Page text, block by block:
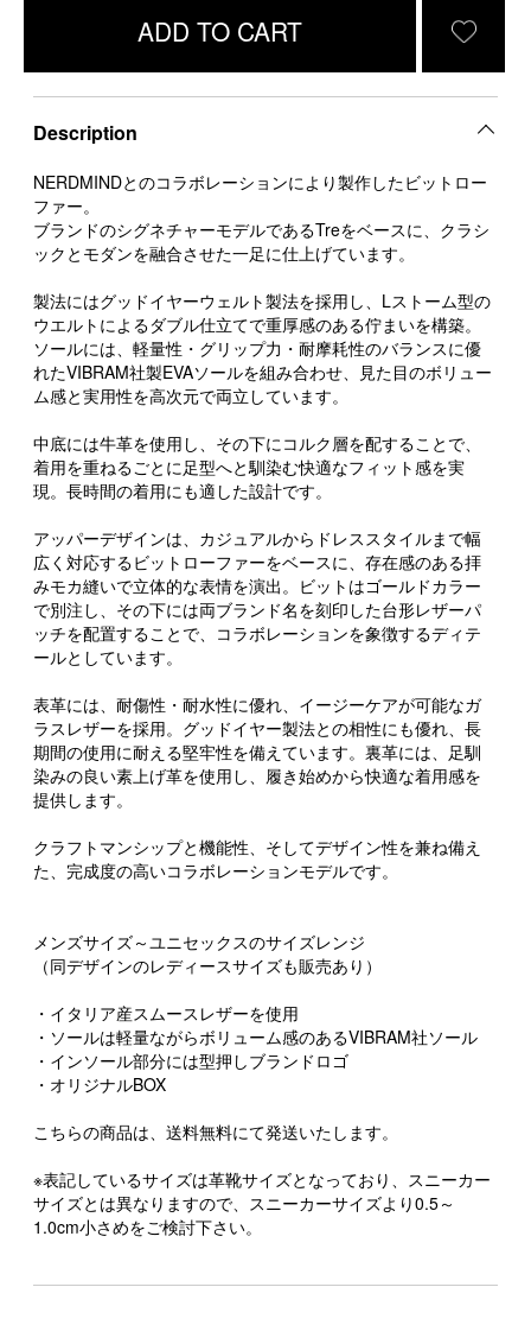
ADD TO CART
Description
NERDMINDとのコラボレーションにより製作したビットロー
ファー。
ブランドのシグネチャーモデルであるTreをベースに、クラシ
ックとモダンを融合させた一足に仕上げています。
製法にはグッドイヤーウェルト製法を採用し、Lストーム型の
ウエルトによるダブル仕立てで重厚感のある佇まいを構築。
ソールには、軽量性・グリップ力・耐摩耗性のバランスに優
れたVIBRAM社製EVAソールを組み合わせ、見た目のボリュー
ム感と実用性を高次元で両立しています。
中底には牛革を使用し、その下にコルク層を配することで、
着用を重ねるごとに足型へと馴染む快適なフィット感を実
現。長時間の着用にも適した設計です。
アッパーデザインは、カジュアルからドレススタイルまで幅
広く対応するビットローファーをベースに、存在感のある拝
みモカ縫いで立体的な表情を演出。ビットはゴールドカラー
で別注し、その下には両ブランド名を刻印した台形レザーパ
ッチを配置することで、コラボレーションを象徴するディテ
ールとしています。
表革には、耐傷性・耐水性に優れ、イージーケアが可能なガ
ラスレザーを採用。グッドイヤー製法との相性にも優れ、長
期間の使用に耐える堅牢性を備えています。裏革には、足馴
染みの良い素上げ革を使用し、履き始めから快適な着用感を
提供します。
クラフトマンシップと機能性、そしてデザイン性を兼ね備え
た、完成度の高いコラボレーションモデルです。
メンズサイズ～ユニセックスのサイズレンジ
（同デザインのレディースサイズも販売あり）
・イタリア産スムースレザーを使用
・ソールは軽量ながらボリューム感のあるVIBRAM社ソール
・インソール部分には型押しブランドロゴ
・オリジナルBOX
こちらの商品は、送料無料にて発送いたします。
※表記しているサイズは革靴サイズとなっており、スニーカー
サイズとは異なりますので、スニーカーサイズより0.5～
1.0cm小さめをご検討下さい。